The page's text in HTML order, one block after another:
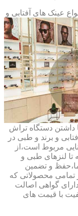
عینک های آفتابی و
با ۱۰% تخفیف با داشتن دستگاه تراش
و برند و طبی در
مربوط است،از
تا لنزهای طبی و
و تضمین
محصولاتی که
گواهی اصالت
با قیمت های